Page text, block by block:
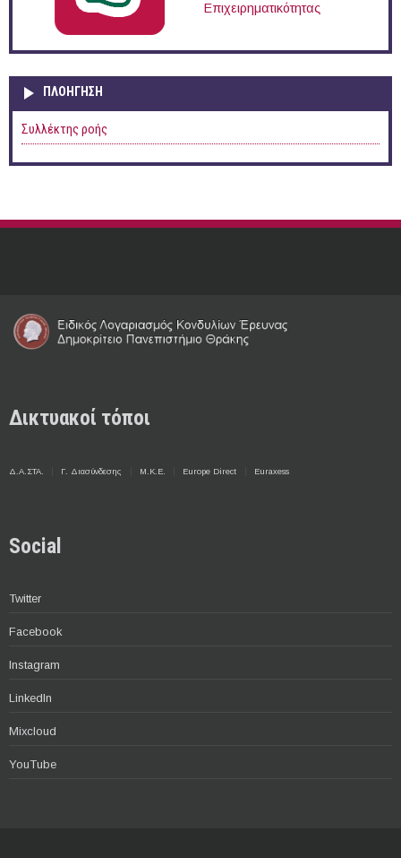
Επιχειρηματικότητας
ΠΛΟΉΓΗΣΗ
Συλλέκτης ροής
Δικτυακοί τόποι
Δ.Α.ΣΤΑ. Γ. Διασύνδεσης Μ.Κ.Ε. Europe Direct Euraxess
Social
Twitter
Facebook
Instagram
LinkedIn
Mixcloud
YouTube